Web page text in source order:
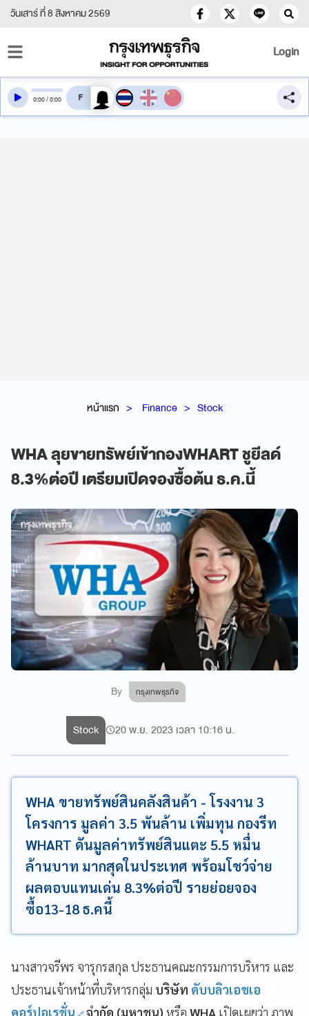
วันเสาร์ ที่ 8 สิงหาคม 2569
Login
หน้าแรก Finance Stock
WHA ลุยขายทรัพย์เข้ากองWHART ชูยีลด์
8.3%ต่อปี เตรียมเปิดจองซื้อต้น ธ.ค.นี้
By กรุงเทพธุรกิจ
0:00/0:00 สลับเสียงอ่าน
Stock 20 พ.ย. 2023 เวลา 10:16 น.
WHA ขายทรัพย์สินคลังสินค้า - โรงงาน 3
โครงการ มูลค่า 3.5 พันล้าน เพิ่มทุน กองรีท
WHART ดันมูลค่าทรัพย์สินแตะ 5.5 หมื่น
ล้านบาท มากสุดในประเทศ พร้อมโชว์จ่าย
ผลตอบแทนเด่น 8.3%ต่อปี รายย่อยจอง
ซื้อ13-18 ธ.คนี้
นางสาวจรีพร จารุกรสกุล ประธานคณะกรรมการบริหาร และ
ประธานเจ้าหน้าที่บริหารกลุ่ม บริษัท ดับบลิวเอชเอ
คอร์ปอเรชั่น จำกัด (มหาชน) หรือ WHA เปิดเผยว่า ภาพ